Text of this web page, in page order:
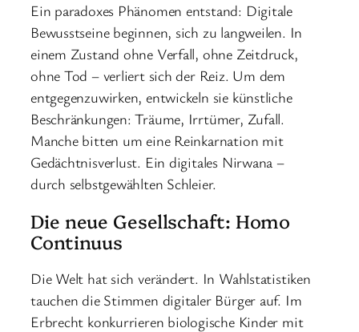
Ein paradoxes Phänomen entstand: Digitale
Bewusstseine beginnen, sich zu langweilen. In
einem Zustand ohne Verfall, ohne Zeitdruck,
ohne Tod – verliert sich der Reiz. Um dem
entgegenzuwirken, entwickeln sie künstliche
Beschränkungen: Träume, Irrtümer, Zufall.
Manche bitten um eine Reinkarnation mit
Gedächtnisverlust. Ein digitales Nirwana –
durch selbstgewählten Schleier.
Die neue Gesellschaft: Homo
Continuus
Die Welt hat sich verändert. In Wahlstatistiken
tauchen die Stimmen digitaler Bürger auf. Im
Erbrecht konkurrieren biologische Kinder mit